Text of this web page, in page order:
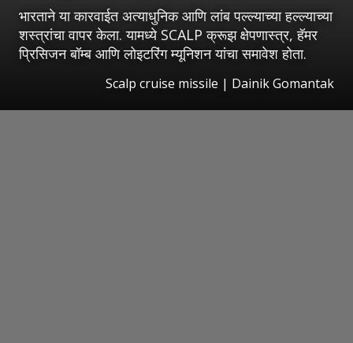
भारताने या कारवाईत अत्याधुनिक आणि लांब पल्ल्याच्या हल्ल्याच्या
शस्त्रांचा वापर केला. यामध्ये SCALP क्रूझ क्षेपणास्त्र, हॅमर
प्रिसिजन बॉम्ब आणि लोइटरिंग म्यूनिशन यांचा समावेश होता.
Scalp cruise missile | Dainik Gomantak